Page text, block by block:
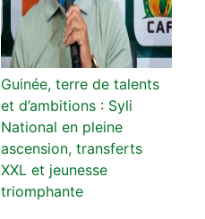
Guinée, terre de talents
et d’ambitions : Syli
National en pleine
ascension, transferts
XXL et jeunesse
triomphante